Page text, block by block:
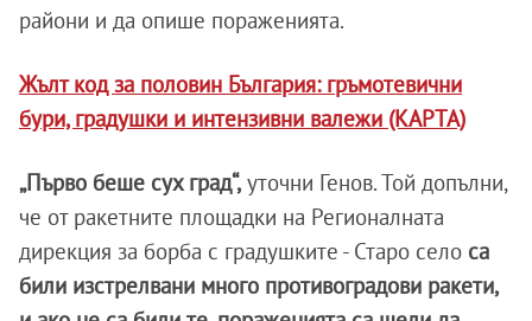
райони и да опише пораженията.
Жълт код за половин България: гръмотевични
бури, градушки и интензивни валежи (КАРТА)
„Първо беше сух град“, уточни Генов. Той допълни,
че от ракетните площадки на Регионалната
дирекция за борба с градушките - Старо село са
били изстрелвани много противоградови ракети,